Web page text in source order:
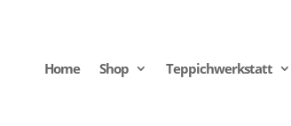
Home Shop Teppichwerkstatt